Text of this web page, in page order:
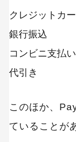
クレジットカ
銀行振込
コンビニ支払い
代引き
このほか、
ていることが